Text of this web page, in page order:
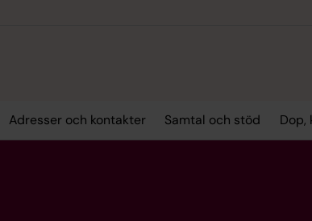
Adresser och kontakter Samtal och stöd Dop,